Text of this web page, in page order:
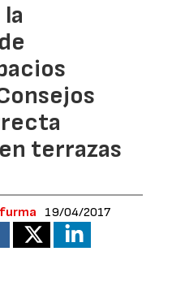
terrazas
19/04/2017